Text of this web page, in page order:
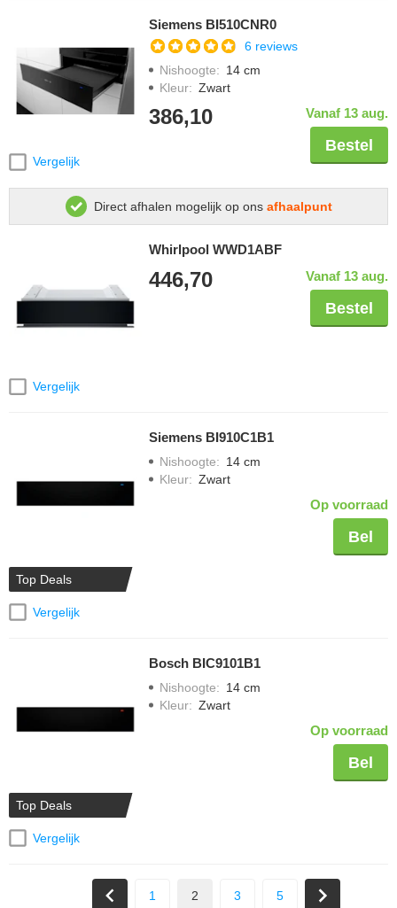
Vergelijk
Siemens BI510CNR0
6 reviews
Nishoogte: 14 cm
Kleur: Zwart
386,10 Vanaf 13 aug.
Bestel
Direct afhalen mogelijk op ons afhaalpunt
Vergelijk
Whirlpool WWD1ABF
446,70 Vanaf 13 aug.
Bestel
Top Deals
Vergelijk
Siemens BI910C1B1
Nishoogte: 14 cm
Kleur: Zwart
Op voorraad
Bel
Top Deals
Vergelijk
Bosch BIC9101B1
Nishoogte: 14 cm
Kleur: Zwart
Op voorraad
Bel
1 2 3 5